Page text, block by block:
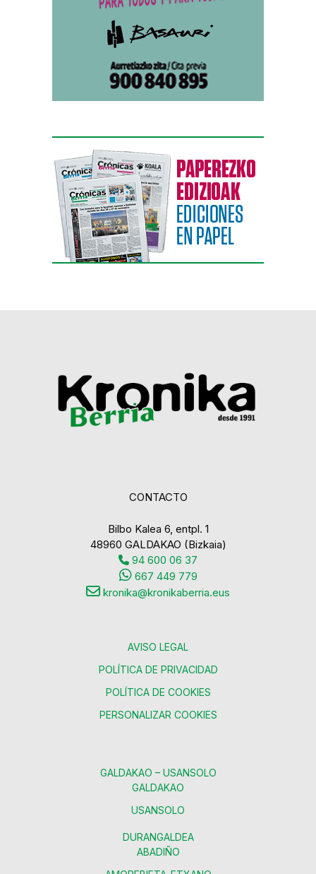
CONTACTO
Bilbo Kalea 6, entpl. 1
48960 GALDAKAO (Bizkaia)
94 600 06 37
667 449 779
kronika@kronikaberria.eus
AVISO LEGAL
POLÍTICA DE PRIVACIDAD
POLÍTICA DE COOKIES
PERSONALIZAR COOKIES
GALDAKAO – USANSOLO
GALDAKAO
USANSOLO
DURANGALDEA
ABADIÑO